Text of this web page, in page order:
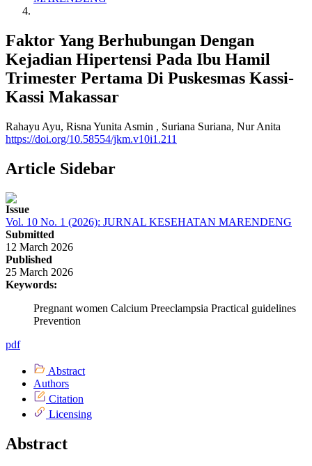
Faktor Yang Berhubungan Dengan
Kejadian Hipertensi Pada Ibu Hamil
Trimester Pertama Di Puskesmas Kassi-
Kassi Makassar
Rahayu Ayu, Risna Yunita Asmin , Suriana Suriana, Nur Anita
https://doi.org/10.58554/jkm.v10i1.211
Article Sidebar
Issue
Vol. 10 No. 1 (2026): JURNAL KESEHATAN MARENDENG
Submitted
12 March 2026
Published
25 March 2026
Keywords:
Pregnant women Calcium Preeclampsia Practical guidelines
Prevention
pdf
Abstract
Authors
Citation
Licensing
Abstract